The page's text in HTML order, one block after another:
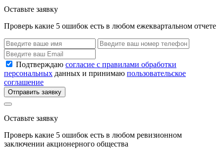
Оставьте заявку
Проверь какие 5 ошибок есть в любом ежеквартальном отчете
Подтверждаю согласие с правилами обработки
персональных данных и принимаю пользовательское
соглашение
Отправить заявку
Оставьте заявку
Проверь какие 5 ошибок есть в любом ревизионном
заключении акционерного общества